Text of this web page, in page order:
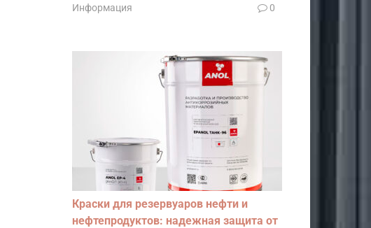
Информация 0
Краски для резервуаров нефти и
нефтепродуктов: надежная защита от